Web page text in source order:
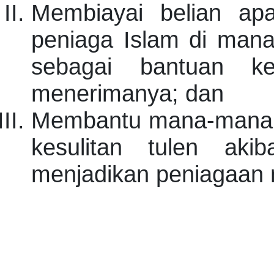
Membiayai belian
peniaga Islam di
sebagai bantuan
menerimanya; dan
Membantu mana-
kesulitan tulen
menjadikan peniagaan